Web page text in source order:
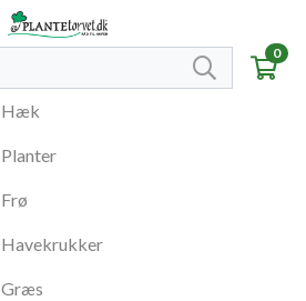
0
Hæk
Planter
Frø
Havekrukker
Græs